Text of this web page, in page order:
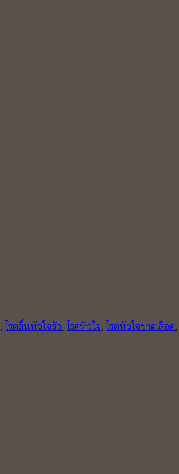
โรคลิ้นหัวใจรั่ว โรคหัวใจ โรคหัวใจขาดเลือด